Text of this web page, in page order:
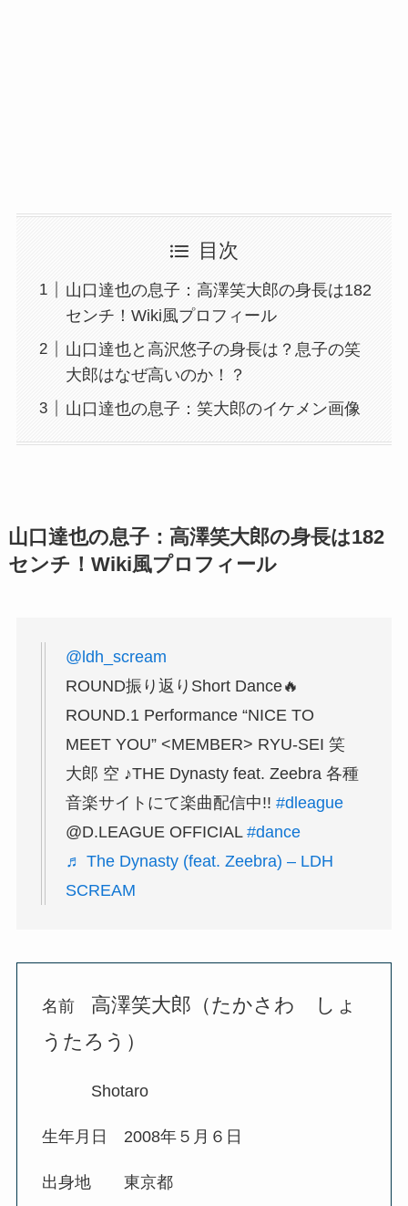
目次
山口達也の息子：高澤笑大郎の身長は182
センチ！Wiki風プロフィール
山口達也と高沢悠子の身長は？息子の笑
大郎はなぜ高いのか！？
山口達也の息子：笑大郎のイケメン画像
山口達也の息子：高澤笑大郎の身長は182
センチ！Wiki風プロフィール
@ldh_scream
ROUND振り返りShort Dance🔥
ROUND.1 Performance “NICE TO
MEET YOU” <MEMBER> RYU-SEI 笑
大郎 空 ♪THE Dynasty feat. Zeebra 各種
音楽サイトにて楽曲配信中!! #dleague
@D.LEAGUE OFFICIAL #dance
♬ The Dynasty (feat. Zeebra) – LDH
SCREAM
名前 高澤笑大郎（たかさわ しょ
うたろう）
Shotaro
生年月日 2008年５月６日
出身地 東京都